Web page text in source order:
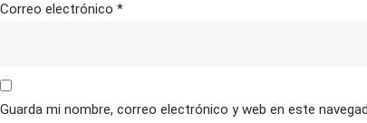
Correo electrónico *
Guarda mi nombre, correo electrónico y web en este